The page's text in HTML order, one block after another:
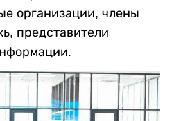
организации, члены
представители